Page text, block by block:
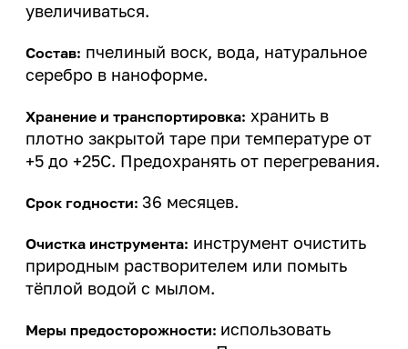
увеличиваться.
Состав: пчелиный воск, вода, натуральное
серебро в наноформе.
Хранение и транспортировка: хранить в
плотно закрытой таре при температуре от
+5 до +25С. Предохранять от перегревания.
Срок годности: 36 месяцев.
Очистка инструмента: инструмент очистить
природным растворителем или помыть
тёплой водой с мылом.
Меры предосторожности: использовать